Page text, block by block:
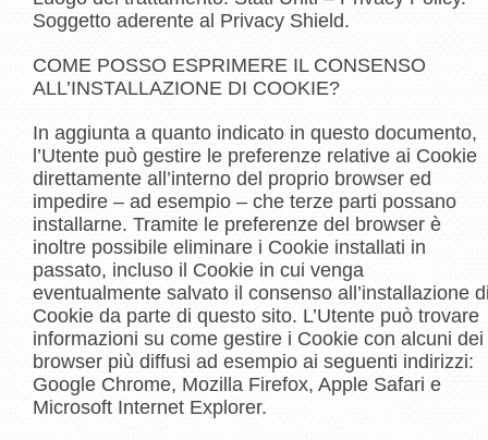
Soggetto aderente al Privacy Shield.
COME POSSO ESPRIMERE IL CONSENSO
ALL’INSTALLAZIONE DI COOKIE?
In aggiunta a quanto indicato in questo documento,
l’Utente può gestire le preferenze relative ai Cookie
direttamente all’interno del proprio browser ed
impedire – ad esempio – che terze parti possano
installarne. Tramite le preferenze del browser è
inoltre possibile eliminare i Cookie installati in
passato, incluso il Cookie in cui venga
eventualmente salvato il consenso all’installazione
Cookie da parte di questo sito. L’Utente può trovare
informazioni su come gestire i Cookie con alcuni dei
browser più diffusi ad esempio ai seguenti indirizzi:
Google Chrome, Mozilla Firefox, Apple Safari e
Microsoft Internet Explorer.